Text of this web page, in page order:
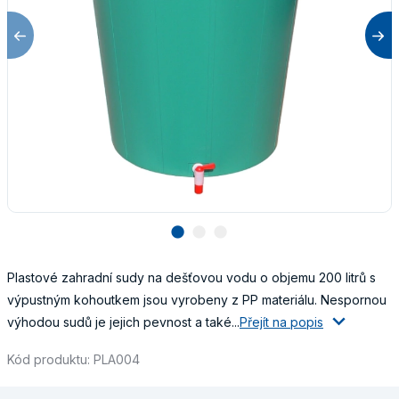
lens
Plastové zahradní sudy na dešťovou vodu o objemu 200 litrů s
výpustným kohoutkem jsou vyrobeny z PP materiálu. Nespornou
výhodou sudů je jejich pevnost a také...Přejít na popis
Kód produktu: PLA004